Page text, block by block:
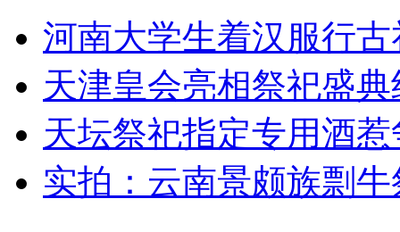
安徽一实载49人客车翻车
走！跟着总书记去植树
消防员救轻生者 花炮节热闹非凡 减压"枕头大战"
河南大学生着汉服行
天津皇会亮相祭祀盛
天坛祭祀指定专用酒
实拍：云南景颇族剽